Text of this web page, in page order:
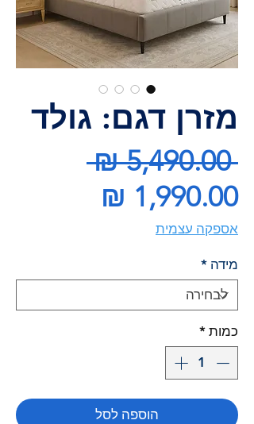
מזרן דגם: גולד
‏5,490.00 ‏₪
מחיר
אספקה עצמית
מידה *
כמות *
הוספה לסל